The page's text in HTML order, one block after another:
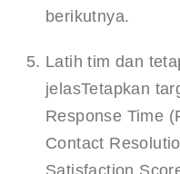
berikutnya.
Latih tim dan
jelasTetapkan
Response Time
Contact